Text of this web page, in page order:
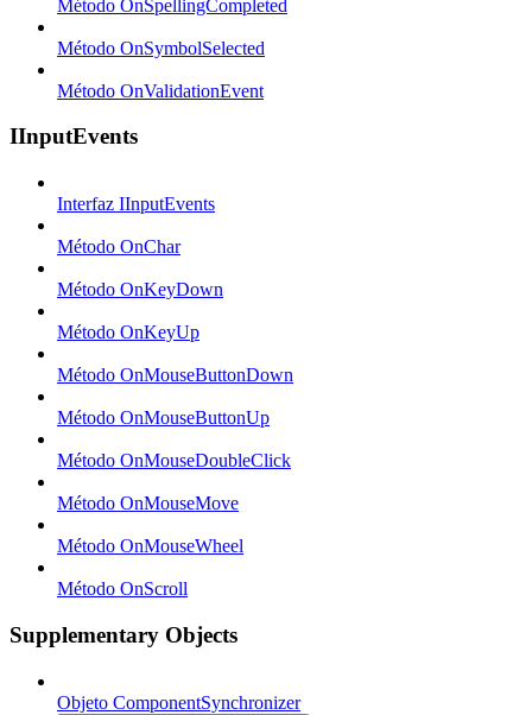
Método OnSpellingCompleted
Método OnSymbolSelected
Método OnValidationEvent
IInputEvents
Interfaz IInputEvents
Método OnChar
Método OnKeyDown
Método OnKeyUp
Método OnMouseButtonDown
Método OnMouseButtonUp
Método OnMouseDoubleClick
Método OnMouseMove
Método OnMouseWheel
Método OnScroll
Supplementary Objects
Objeto ComponentSynchronizer